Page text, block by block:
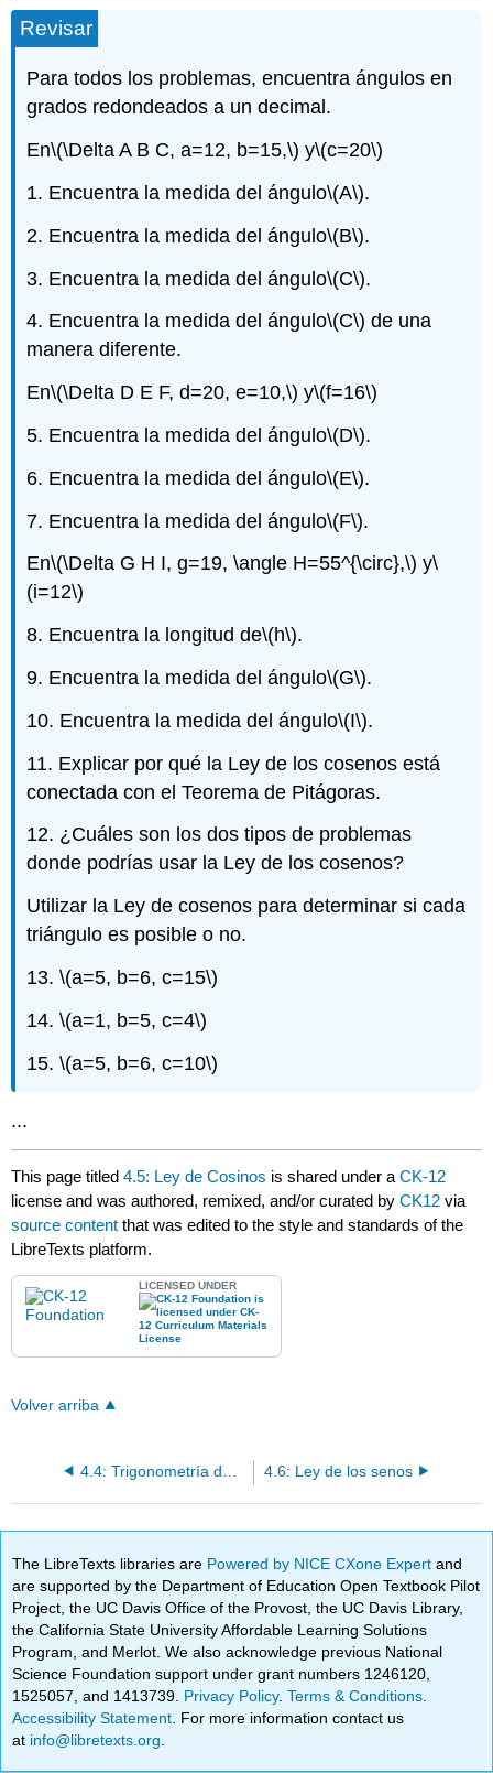
Revisar
Para todos los problemas, encuentra ángulos en
grados redondeados a un decimal.
En\(\Delta A B C, a=12, b=15,\) y\(c=20\)
1. Encuentra la medida del ángulo\(A\).
2. Encuentra la medida del ángulo\(B\).
3. Encuentra la medida del ángulo\(C\).
4. Encuentra la medida del ángulo\(C\) de una
manera diferente.
En\(\Delta D E F, d=20, e=10,\) y\(f=16\)
5. Encuentra la medida del ángulo\(D\).
6. Encuentra la medida del ángulo\(E\).
7. Encuentra la medida del ángulo\(F\).
En\(\Delta G H I, g=19, \angle H=55^{\circ},\) y\
(i=12\)
8. Encuentra la longitud de\(h\).
9. Encuentra la medida del ángulo\(G\).
10. Encuentra la medida del ángulo\(I\).
11. Explicar por qué la Ley de los cosenos está
conectada con el Teorema de Pitágoras.
12. ¿Cuáles son los dos tipos de problemas
donde podrías usar la Ley de los cosenos?
Utilizar la Ley de cosenos para determinar si cada
triángulo es posible o no.
13.\(a=5, b=6, c=15\)
14.\(a=1, b=5, c=4\)
15.\(a=5, b=6, c=10\)
...
This page titled4.5: Ley de Cosinos is shared under aCK-12
license and was authored, remixed, and/or curated byCK12 via
source content that was edited to the style and standards of the
LibreTexts platform.
LICENSED UNDER
Volver arriba
4.6: Ley de los senos
The LibreTexts libraries are Powered by NICE CXone Expertand
are supported by the Department of Education Open Textbook Pilot
Project, the UC Davis Office of the Provost, the UC Davis Library,
the California State University Affordable Learning Solutions
Program, and Merlot. We also acknowledge previous National
Science Foundation support under grant numbers 1246120,
1525057, and 1413739. Privacy Policy.Terms & Conditions
Accessibility Statement . For more information contact us
at info@libretexts.org